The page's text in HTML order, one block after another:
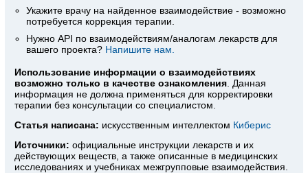
Укажите врачу на найденное взаимодействие - возможно
потребуется коррекция терапии.
Нужно API по взаимодействиям/аналогам лекарств для
вашего проекта? Напишите нам.
Использование информации о взаимодействиях
возможно только в качестве ознакомления . Данная
информация не должна применяться для корректировки
терапии без консультации со специалистом.
Статья написана: искусственным интеллектом Киберис
Источники: официальные инструкции лекарств и их
действующих веществ, а также описанные в медицинских
исследованиях и учебниках межгрупповые взаимодействия.